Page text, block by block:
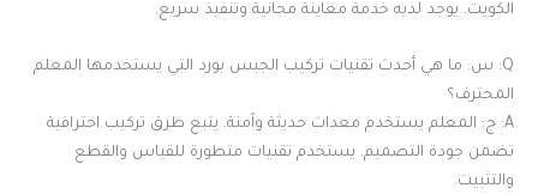
الكويت. يوجد لديه خدمة معاينة مجانية وتنفيذ سريع.
Q: س: ما هي أحدث تقنيات تركيب الجبس بورد التي يستخدمها المعلم
المحترف؟
A: ج: المعلم يستخدم معدات حديثة وآمنة. يتبع طرق تركيب احترافية
تضمن جودة التصميم. يستخدم تقنيات متطورة للقياس والقطع
والتثبيت.